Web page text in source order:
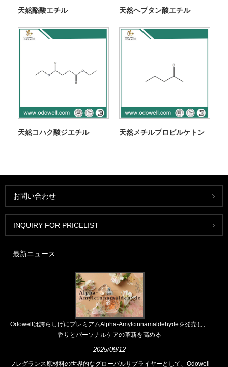
天然酪酸エチル 天然ヘプタン酸エチル
天然コハク酸ジエチル 天然メチルプロピルケトン
お問い合わせ
INQUIRY FOR PRICELIST
最新ニュース
Odowellは誇らしげにプレミアムAlpha-Amylcinnamaldehydeを発売し、
香りとパーソナルケアの革新を高める
2025/09/12
フレグランス原材料の世界的なグローバルサプライヤーとして、Odowell